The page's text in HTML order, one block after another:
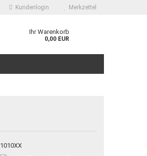
Kundenlogin Merkzettel
Ihr Warenkorb
0,00 EUR
1010XX